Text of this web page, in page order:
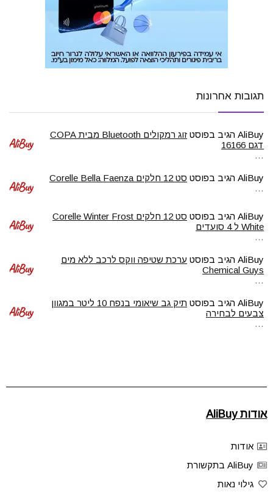
תגובות אחרונות
AliBuy הגיב בפוסט
זוג רמקולים Bluetooth מבית COPA
דגם 16166
…
AliBuy הגיב בפוסט סט 12 חלקים Corelle Bella Faenza
…
AliBuy הגיב בפוסט
סט 12 חלקים Corelle Winter Frost
White ל 4 סועדים
…
AliBuy הגיב בפוסט ערכת שטיפה ווקס לרכב ללא מים
Chemical Guys
…
AliBuy הגיב בפוסט
תיק גב שיאומי בנפח 10 ליטר במגוון
צבעים לבחירה
…
אודות AliBuy
אודות
AliBuy בתקשורת
גילוי נאות